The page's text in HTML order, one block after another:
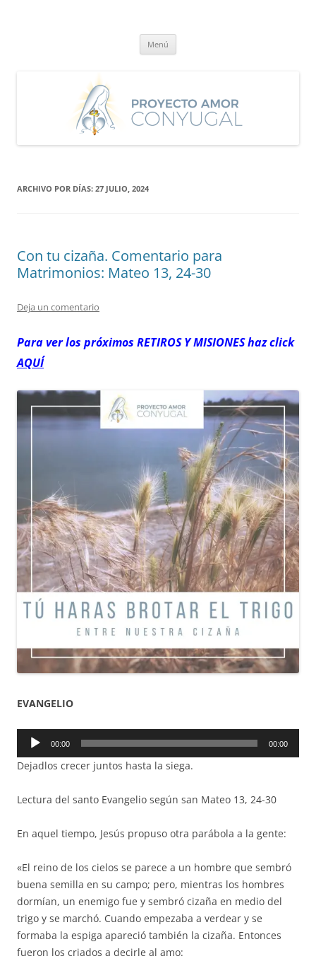
Menú
ARCHIVO POR DÍAS: 27 JULIO, 2024
Con tu cizaña. Comentario para
Matrimonios: Mateo 13, 24-30
Deja un comentario
Para ver los próximos RETIROSY MISIONES haz click
AQUÍ
EVANGELIO
Reproductor
audio
00:00 00:00
Dejadlos crecer juntos hasta la siega.
Lectura del santo Evangelio según san Mateo 13, 24-30
En aquel tiempo, Jesús propuso otra parábola a la gente:
«El reino de los cielos se parece a un hombre que sembró
buena semilla en su campo; pero, mientras los hombres
dormían, un enemigo fue y sembró cizaña en medio del
trigo y se marchó. Cuando empezaba a verdear y se
formaba la espiga apareció también la cizaña. Entonces
fueron los criados a decirle al amo: